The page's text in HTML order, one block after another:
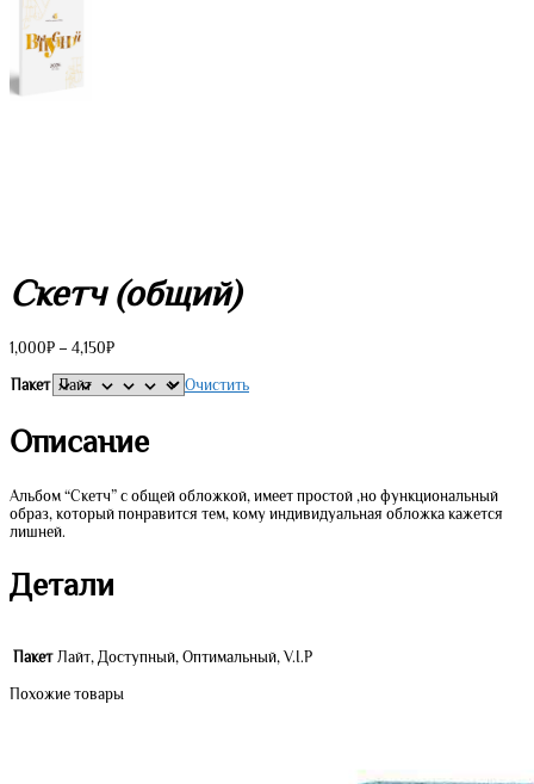
Скетч (общий)
1,000₽ – 4,150₽Диапазон
1,000₽
–
Пакет Очистить
Описание
Альбом “Скетч” с общей обложкой, имеет простой ,но функциональный
образ, который понравится тем, кому индивидуальная обложка кажется
лишней.
Детали
Пакет Лайт, Доступный, Оптимальный, V.I.P
Похожие товары